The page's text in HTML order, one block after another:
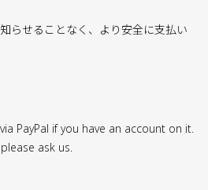
らせることなく、より安全に支払い
PayPal if you have an account on it.
ask us.